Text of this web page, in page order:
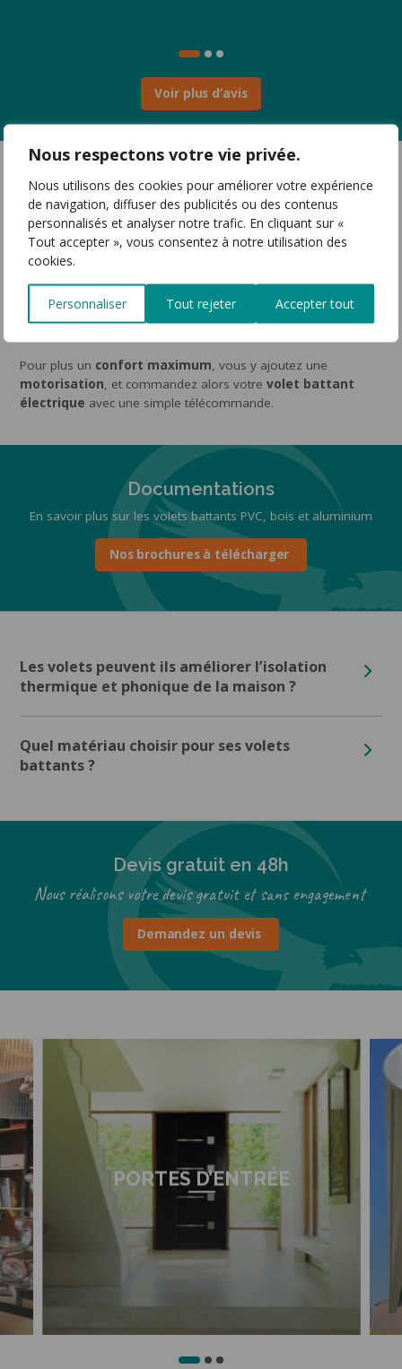
Nous respectons votre vie privée.
Nous utilisons des cookies pour améliorer votre expérience
de navigation, diffuser des publicités ou des contenus
personnalisés et analyser notre trafic. En cliquant sur «
Tout accepter », vous consentez à notre utilisation des
cookies.
Personnaliser Tout rejeter Accepter tout
Voir plus d’avis
volet battant traditionnel
a évolué avec des matériaux
et techniques modernes. Lebattant bois, apporte charme et
authenticité à votre maison. Lebattant PVCest isolant et
facile à entretenir. Levolet battant aluminiumest résistant
et durable, il est également un bon isolant et ne nécessite que
très peu d’entretien.
Réalisé sur mesure
barres et écharpes
, barres seules, pentures
Pour plus un confort maximum, vous y ajoutez une
motorisation, et commandez alors votre volet battant
électrique avec une simple télécommande.
Documentations
En savoir plus sur les volets battants PVC, bois et aluminium
Nos brochures à télécharger
Les volets peuvent ils améliorer l’isolation
thermique et phonique de la maison ?
Quel matériau choisir pour ses volets
battants ?
Devis gratuit en 48h
Nous réalisons votre devis gratuit et sans engagement
Demandez un devis
PORTES D’ENTRÉE